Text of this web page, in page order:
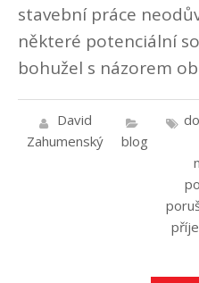
stavební práce
některé potenciální
bohužel s názorem
David
Zahumenský
blog